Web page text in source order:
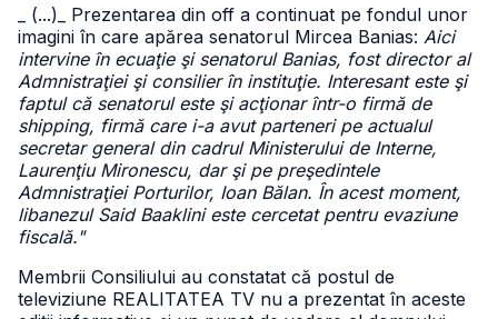
_ (...) _ Prezentarea din off a continuat pe fondul unor
imagini în care apărea senatorul Mircea Banias: Aici
intervine în ecuaţie şi senatorul Banias, fost director al
Admnistraţiei şi consilier în instituţie. Interesant este şi
faptul că senatorul este şi acţionar într-o firmă de
shipping, firmă care i-a avut parteneri pe actualul
secretar general din cadrul Ministerului de Interne,
Laurenţiu Mironescu, dar şi pe preşedintele
Admnistraţiei Porturilor, Ioan Bălan. În acest moment,
libanezul Said Baaklini este cercetat pentru evaziune
fiscală."
Membrii Consiliului au constatat că postul de
televiziune REALITATEA TV nu a prezentat în aceste